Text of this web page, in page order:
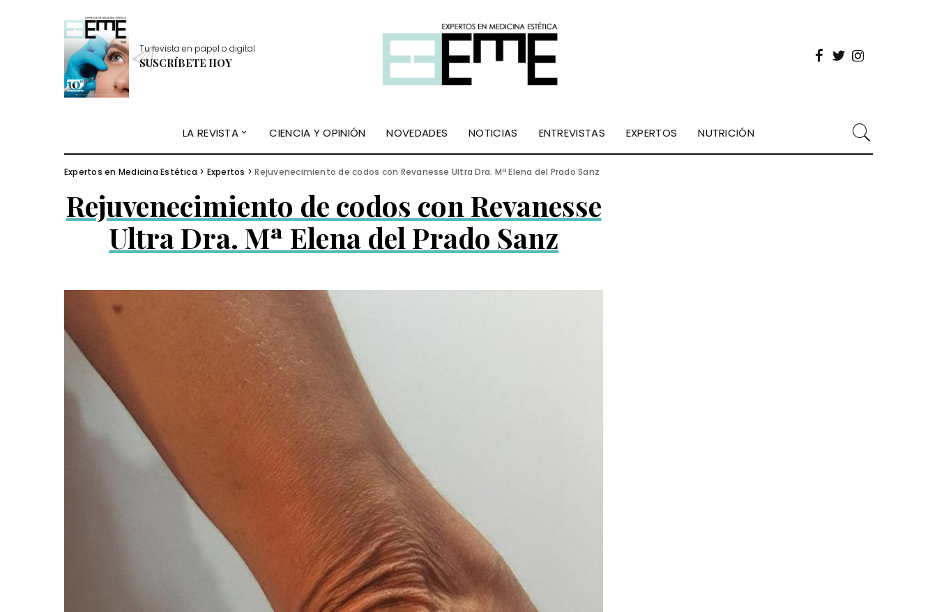
Tu revista en papel o digital
SUSCRÍBETE HOY
LA REVISTA CIENCIA Y OPINIÓN NOVEDADES NOTICIAS ENTREVISTAS EXPERTOS NUTRICIÓN
Expertos en Medicina Estética > Expertos >Rejuvenecimiento de codos con Revanesse Ultra Dra. Mª Elena del Prado Sanz
Rejuvenecimiento de codos con Revanesse
Ultra Dra. Mª Elena del Prado Sanz